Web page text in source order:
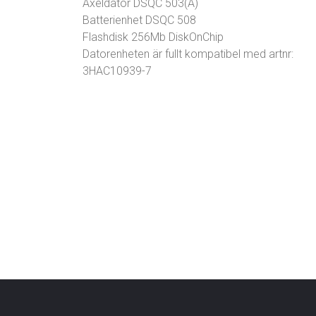
Axeldator DSQC 503(A)
Batterienhet DSQC 508
Flashdisk 256Mb DiskOnChip
Datorenheten är fullt kompatibel med artnr:
3HAC10939-7